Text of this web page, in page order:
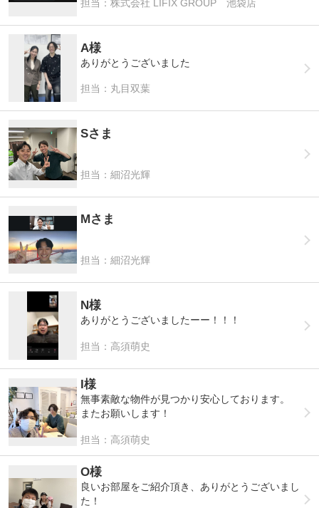
担当：株式会社 LIFIX GROUP 池袋店
A様
ありがとうございました
担当：丸目双葉
Sさま
担当：細沼光輝
Mさま
担当：細沼光輝
N様
ありがとうございましたーー！！！
担当：高須萌史
I様
無事素敵な物件が見つかり安心しております。
またお願いします！
担当：高須萌史
O様
良いお部屋をご紹介頂き、ありがとうございまし
た！